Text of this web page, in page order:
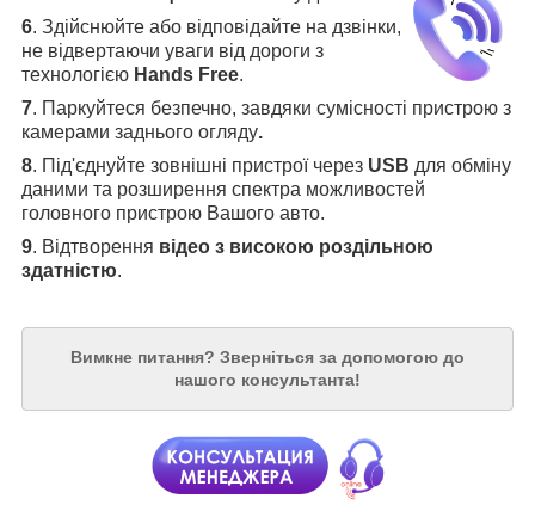
6. Здійснюйте або відповідайте на дзвінки,
не відвертаючи уваги від дороги з
технологією Hands Free.
7. Паркуйтеся безпечно, завдяки сумісності пристрою з
камерами заднього огляду.
8. Під'єднуйте зовнішні пристрої через USB для обміну
даними та розширення спектра можливостей
головного пристрою Вашого авто.
9. Відтворення відео з високою роздільною
здатністю.
Вимкне питання? Зверніться за допомогою до
нашого консультанта!